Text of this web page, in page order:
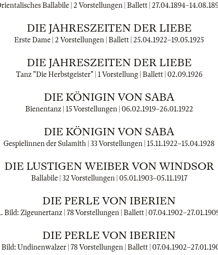
Ballabile | 2 Vorstellungen | Ballett | 27.04.1894–
DIE JAHRESZEITEN DER LIEBE
Erste Dame | 2 Vorstellungen | Ballett | 25.04.1922–19.05.1925
DIE JAHRESZEITEN DER LIEBE
Tanz "Die Herbstgeister" | 1 Vorstellung | Ballett | 02.09.1926
DIE KÖNIGIN VON SABA
Bienentanz | 15 Vorstellungen | 06.02.1919–26.01.1922
DIE KÖNIGIN VON SABA
Gespielinnen der Sulamith | 33 Vorstellungen | 15.11.1922–15.04.1928
DIE LUSTIGEN WEIBER VON WINDSOR
Ballabile | 32 Vorstellungen | 05.01.1903–05.11.1917
DIE PERLE VON IBERIEN
Bild: Zigeunertanz | 78 Vorstellungen | Ballett | 07.04.1902–
DIE PERLE VON IBERIEN
Bild: Undinenwalzer | 78 Vorstellungen | Ballett | 07.04.1902–